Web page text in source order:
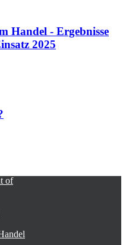
of
Handel - Ergebnisse
2025